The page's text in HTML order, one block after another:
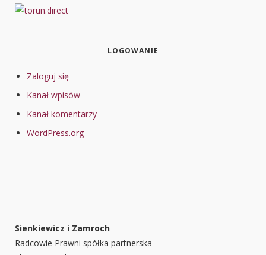
LOGOWANIE
Zaloguj się
Kanał wpisów
Kanał komentarzy
WordPress.org
Sienkiewicz i Zamroch
Radcowie Prawni spółka partnerska